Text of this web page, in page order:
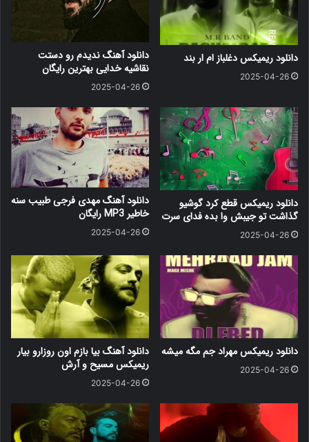
دانلود ریمیکس دغلباز ام ار بند
2025-04-26
دانلود آهنگ ندیدم رو دستت
نقاشیه خدایی بهترین رایگان
2025-04-26
دانلود ریمیکس قطع کرد گوشیو
گذاشت تو جیبش وا بده فدای سرت
2025-04-26
دانلود آهنگ مهدی فرجی طبیب سنه
خاطیر MP3 رایگان
2025-04-26
دانلود ریمیکس مهراد جم مگه میشه
2025-04-26
دانلود آهنگ بیا بازم اون روزارو بیار
ریمیکس مسیح و آرش
2025-04-26